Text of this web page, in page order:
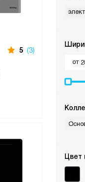
от
Цвет
5 (3)